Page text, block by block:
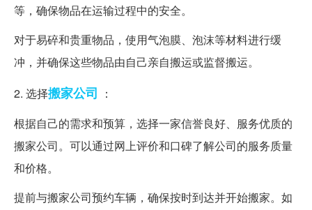
等，确保物品在运输过程中的安全。
对于易碎和贵重物品，使用气泡膜、泡沫等材料进行缓
冲，并确保这些物品由自己亲自搬运或监督搬运。
2. 选择搬家公司 ：
根据自己的需求和预算，选择一家信誉良好、服务优质的
搬家公司。可以通过网上评价和口碑了解公司的服务质量
和价格。
提前与搬家公司预约车辆，确保按时到达并开始搬家。如